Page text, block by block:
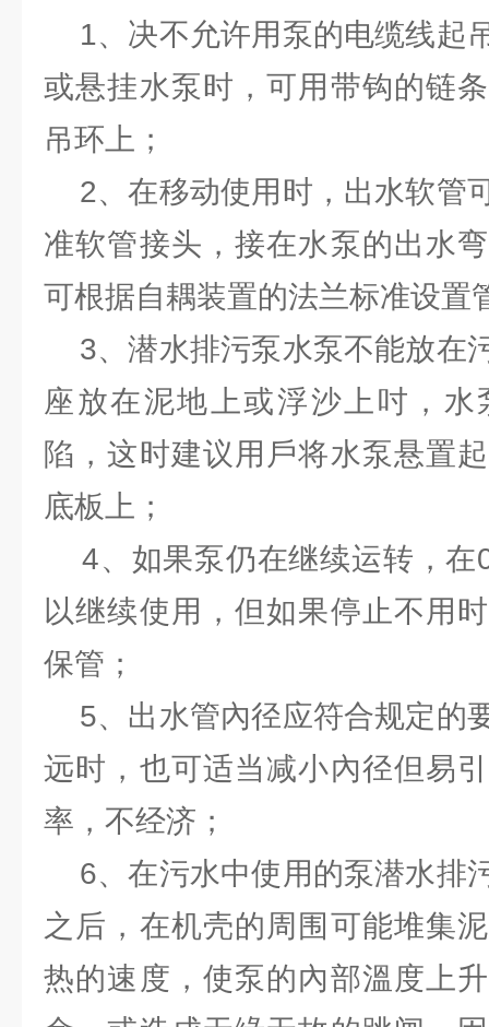
1、决不允许用泵的电缆线起
或悬挂水泵时，可用带钩的链
吊环上；
2、在移动使用时，出水软管
准软管接头，接在水泵的出水
可根据自耦装置的法兰标准设置
3、潜水排污泵水泵不能放在
座放在泥地上或浮沙上吋，
陷，这时建议用戶将水泵悬置
底板上；
4、如果泵仍在继续运转，在
以继续使用，但如果停止不用
保管；
5、出水管內径应符合规定的
远时，也可适当减小內径但易
率，不经济；
6、在污水中使用的泵潜水排
之后，在机壳的周围可能堆集
热的速度，使泵的內部溫度上